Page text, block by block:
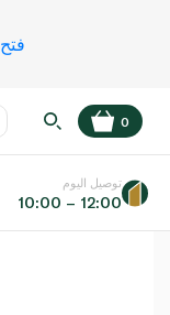
فتح
عر
0
توصيل اليوم
10:00 – 12:00